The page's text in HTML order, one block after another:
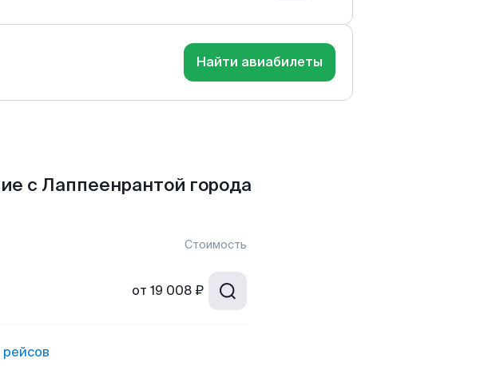
Найти авиабилеты
с Лаппеенрантой города
Стоимость
от 19 008 ₽